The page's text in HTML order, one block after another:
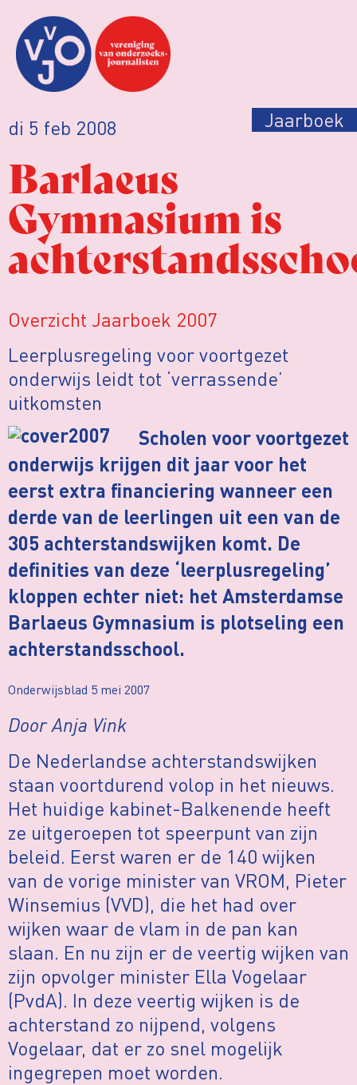
di 5 feb 2008 Jaarboek
Barlaeus
Gymnasium is
Overzicht Jaarboek 2007
Leerplusregeling voor voortgezet
onderwijs leidt tot ‘verrassende’
uitkomsten
Scholen voor voortgezet
onderwijs krijgen dit jaar voor het
eerst extra financiering wanneer een
derde van de leerlingen uit een van de
305 achterstandswijken komt. De
definities van deze ‘leerplusregeling’
kloppen echter niet: het Amsterdamse
Barlaeus Gymnasium is plotseling een
achterstandsschool.
Onderwijsblad 5 mei 2007
Door Anja Vink
De Nederlandse achterstandswijken
staan voortdurend volop in het nieuws.
Het huidige kabinet-Balkenende heeft
ze uitgeroepen tot speerpunt van zijn
beleid. Eerst waren er de 140 wijken
van de vorige minister van VROM, Pieter
Winsemius (VVD), die het had over
wijken waar de vlam in de pan kan
slaan. En nu zijn er de veertig wijken van
zijn opvolger minister Ella Vogelaar
(PvdA). In deze veertig wijken is de
achterstand zo nijpend, volgens
Vogelaar, dat er zo snel mogelijk
ingegrepen moet worden.